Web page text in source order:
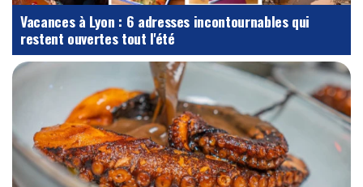
Vacances à Lyon : 6 adresses incontournables qui
restent ouvertes tout l'été